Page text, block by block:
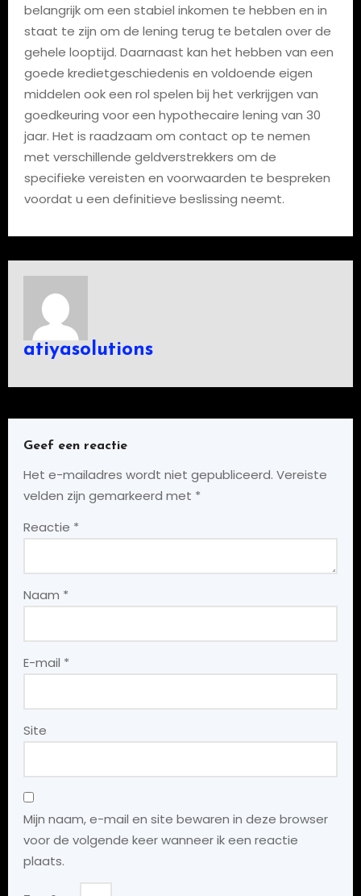
belangrijk om een stabiel inkomen te hebben en in
staat te zijn om de lening terug te betalen over de
gehele looptijd. Daarnaast kan het hebben van een
goede kredietgeschiedenis en voldoende eigen
middelen ook een rol spelen bij het verkrijgen van
goedkeuring voor een hypothecaire lening van 30
jaar. Het is raadzaam om contact op te nemen
met verschillende geldverstrekkers om de
specifieke vereisten en voorwaarden te bespreken
voordat u een definitieve beslissing neemt.
atiyasolutions
Geef een reactie
Het e-mailadres wordt niet gepubliceerd. Vereiste
velden zijn gemarkeerd met *
Reactie *
Naam *
E-mail *
Site
Mijn naam, e-mail en site bewaren in deze browser
voor de volgende keer wanneer ik een reactie
plaats.